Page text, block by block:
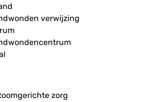
verwijzing
zorg